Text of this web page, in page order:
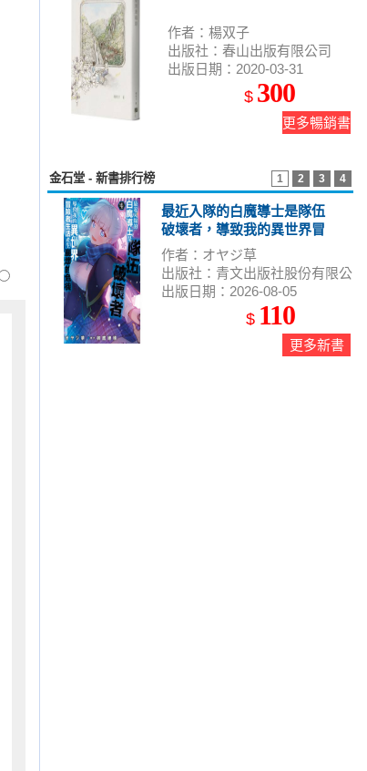
作者：楊双子
出版社：春山出版有限公司
出版日期：2020-03-31
$ 300
更多暢銷書
1 2 3 4
金石堂 - 新書排行榜
最近入隊的白魔導士是隊伍
破壞者，導致我的異世界冒
險者生活產生崩壞的危機(04)
作者：オヤジ草
出版社：青文出版社股份有限公
司
出版日期：2026-08-05
$ 110
更多新書